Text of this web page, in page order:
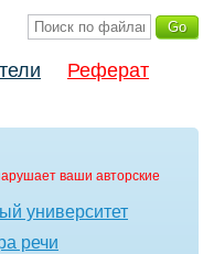
Реферат
ваши авторские
университет
речи